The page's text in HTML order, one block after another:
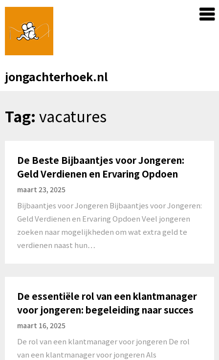
Skip
content
jongachterhoek.nl
Tag: vacatures
De Beste Bijbaantjes voor Jongeren:
Geld Verdienen en Ervaring Opdoen
maart 23, 2025
Bijbaantjes voor Jongeren Bijbaantjes voor Jongeren:
Geld Verdienen en Ervaring Opdoen Veel jongeren
zoeken naar mogelijkheden om wat extra geld te
verdienen naast hun…
De essentiële rol van een klantmanager
voor jongeren: begeleiding naar succes
maart 16, 2025
De rol van een klantmanager voor jongeren De rol
van een klantmanager voor jongeren Als